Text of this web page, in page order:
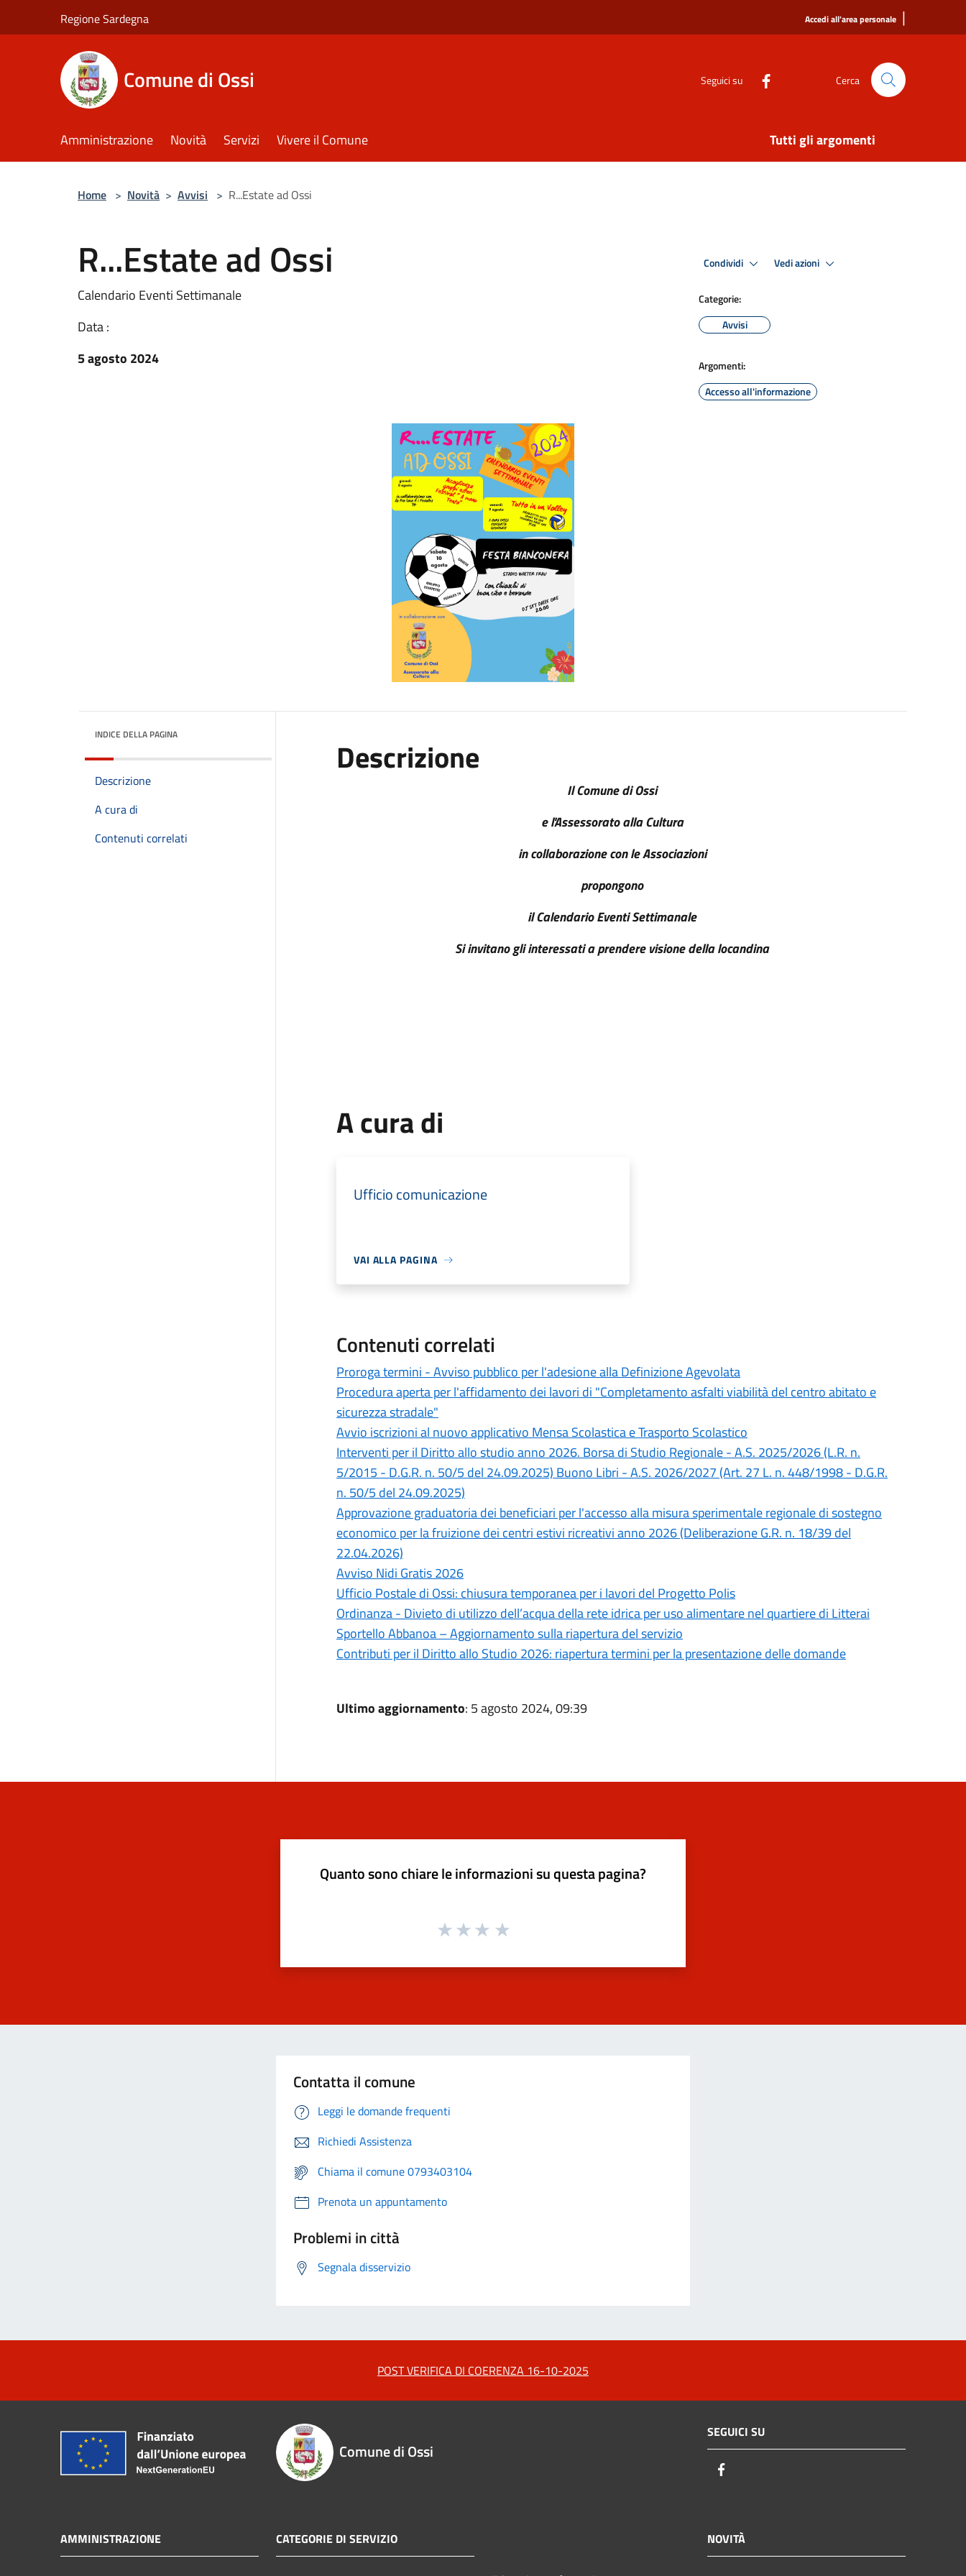
Regione Sardegna Accedi all'area personale |
Comune di Ossi Seguici su Cerca
Amministrazione Novità Servizi Vivere il Comune Tutti gli argomenti
Home > Novità > Avvisi > R...Estate ad Ossi
R...Estate ad Ossi
Calendario Eventi Settimanale
Data :
5 agosto 2024
Condividi Vedi azioni
Categorie:
Avvisi
Argomenti:
Accesso all'informazione
INDICE DELLA PAGINA
Descrizione
A cura di
Contenuti correlati
Descrizione
Il Comune di Ossi
e l'Assessorato alla Cultura
in collaborazione con le Associazioni
propongono
il Calendario Eventi Settimanale
Si invitano gli interessati a prendere visione della locandina
A cura di
Ufficio comunicazione
VAI ALLA PAGINA
Contenuti correlati
Proroga termini - Avviso pubblico per l'adesione alla Definizione Agevolata
Procedura aperta per l'affidamento dei lavori di "Completamento asfalti viabilità del centro abitato e
sicurezza stradale"
Avvio iscrizioni al nuovo applicativo Mensa Scolastica e Trasporto Scolastico
Interventi per il Diritto allo studio anno 2026. Borsa di Studio Regionale - A.S. 2025/2026 (L.R. n.
5/2015 - D.G.R. n. 50/5 del 24.09.2025) Buono Libri - A.S. 2026/2027 (Art. 27 L. n. 448/1998 - D.G.R.
n. 50/5 del 24.09.2025)
Approvazione graduatoria dei beneficiari per l'accesso alla misura sperimentale regionale di sostegno
economico per la fruizione dei centri estivi ricreativi anno 2026 (Deliberazione G.R. n. 18/39 del
22.04.2026)
Avviso Nidi Gratis 2026
Ufficio Postale di Ossi: chiusura temporanea per i lavori del Progetto Polis
Ordinanza - Divieto di utilizzo dell’acqua della rete idrica per uso alimentare nel quartiere di Litterai
Sportello Abbanoa – Aggiornamento sulla riapertura del servizio
Contributi per il Diritto allo Studio 2026: riapertura termini per la presentazione delle domande
Ultimo aggiornamento: 5 agosto 2024, 09:39
Quanto sono chiare le informazioni su questa pagina?
Contatta il comune
Leggi le domande frequenti
Richiedi Assistenza
Chiama il comune 0793403104
Prenota un appuntamento
Problemi in città
Segnala disservizio
POST VERIFICA DI COERENZA 16-10-2025
Comune di Ossi
SEGUICI SU
AMMINISTRAZIONE CATEGORIE DI SERVIZIO NOVITÀ